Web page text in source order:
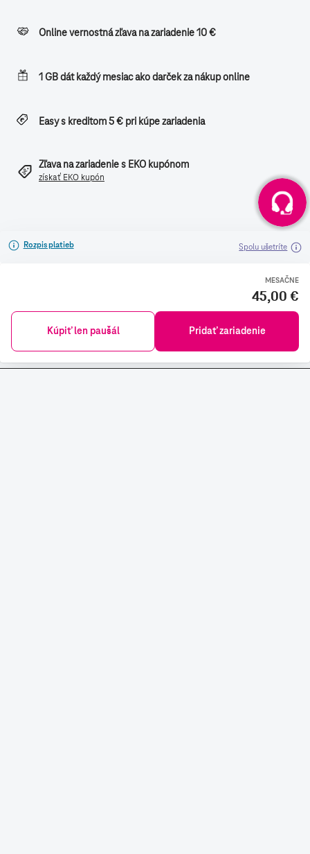
Online vernostná zľava na zariadenie 10 €
1 GB dát každý mesiac ako darček za nákup online
Easy s kreditom 5 € pri kúpe zariadenia
Zľava na zariadenie s EKO kupónom
získať EKO kupón
Rozpis platieb Spolu ušetríte
MESAČNE
45,00 €
Pridať zariadenie
Kúpiť len paušál